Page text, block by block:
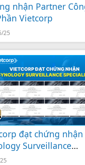
nhận Partner
Vietcorp
25
đạt chứng nhận
Surveillance
2025